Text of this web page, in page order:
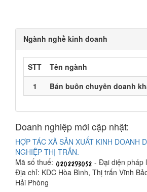
Ngành nghề kinh doanh
STT Tên ngành
1
Bán buôn chuyên doanh
Doanh nghiệp mới cập nhật:
HỢP TÁC XÃ SẢN XUẤT KINH DOANH
NGHIỆP THỊ TRẤN.
Mã số thuế:
- Đại diện pháp
Địa chỉ: KDC Hòa Bình, Thị trấn Vĩnh
Hải Phòng